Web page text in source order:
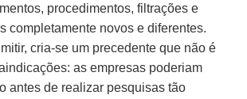
procedimentos, filtrações e
completamente novos e diferentes.
cria-se um precedente que não é
as empresas poderiam
antes de realizar pesquisas tão